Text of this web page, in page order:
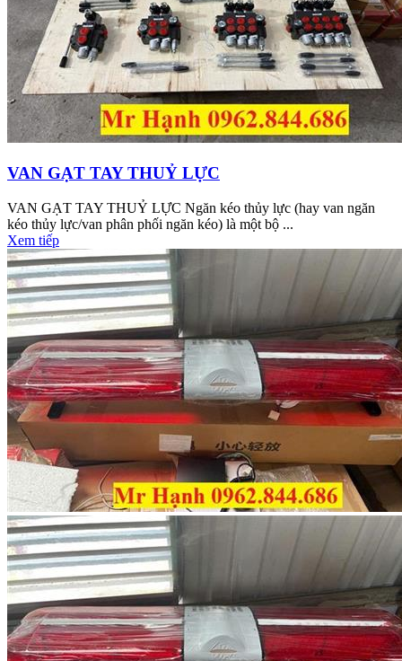
VAN GẠT TAY THUỶ LỰC
VAN GẠT TAY THUỶ LỰC Ngăn kéo thủy lực (hay van ngăn
kéo thủy lực/van phân phối ngăn kéo) là một bộ ...
Xem tiếp